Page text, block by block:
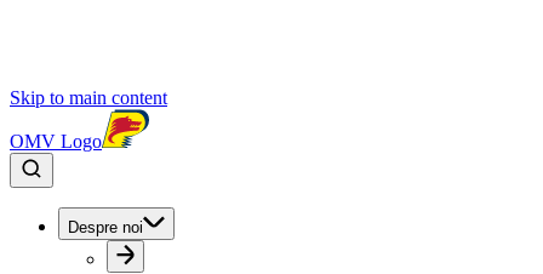
Skip to main content
OMV Logo
Despre noi